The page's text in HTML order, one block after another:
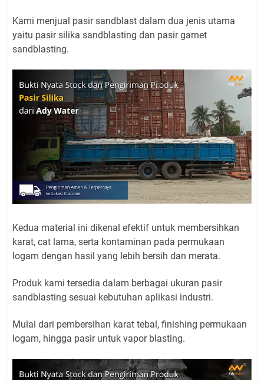
Kami menjual pasir sandblast dalam dua jenis utama
yaitu pasir silika sandblasting dan pasir garnet
sandblasting.
Kedua material ini dikenal efektif untuk membersihkan
karat, cat lama, serta kontaminan pada permukaan
logam dengan hasil yang lebih bersih dan merata.
Produk kami tersedia dalam berbagai ukuran pasir
sandblasting sesuai kebutuhan aplikasi industri.
Mulai dari pembersihan karat tebal, finishing permukaan
logam, hingga pasir untuk vapor blasting.